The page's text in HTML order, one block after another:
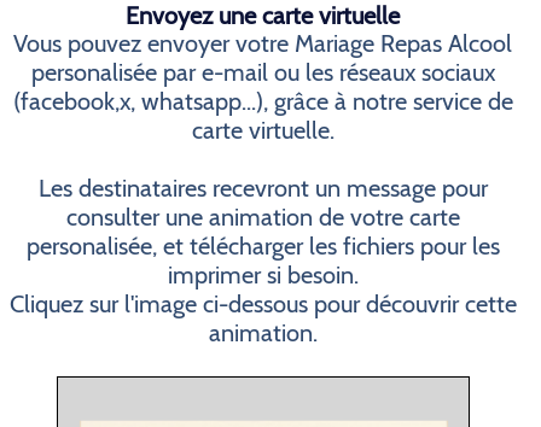
Envoyez une carte virtuelle
Vous pouvez envoyer votre Mariage Repas Alcool
personalisée par e-mail ou les réseaux sociaux
(facebook,x, whatsapp...), grâce à notre service de
carte virtuelle.
Les destinataires recevront un message pour
consulter une animation de votre carte
personalisée, et télécharger les fichiers pour les
imprimer si besoin.
Cliquez sur l'image ci-dessous pour découvrir cette
animation.